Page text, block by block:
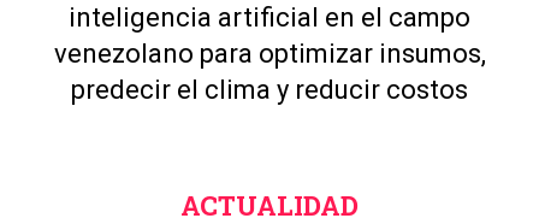
inteligencia artificial en el campo
venezolano para optimizar insumos,
predecir el clima y reducir costos
ACTUALIDAD